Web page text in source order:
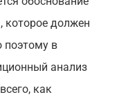
которое должен
поэтому в
анализ
как